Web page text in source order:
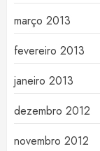
março 2013
fevereiro 2013
janeiro 2013
dezembro 2012
novembro 2012